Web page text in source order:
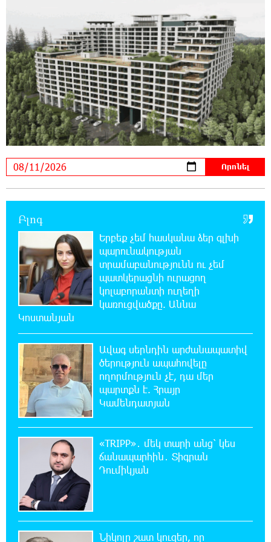
Կոնգոյում էբոլայի հաստատված դեպքերի
թիվը գերազանցել է 4200-ը
21:22:54 10-08-2026
Արթուր Ղարիբյանը 2 գնդակ է ուղարկել
«Զենիթի» դարպասը և ճանաչվել
հանդիպման լավագույն ֆուտբոլիստը
21:03:15 10-08-2026
Նավթի գները աճել են
21:02:28 10-08-2026
20:44:42 10-08-2026
Ադրբեջանում երկրաշարժ է գրանցվել
եղանակ է սպասվում առաջիկա օրերին
20:07:06 10-08-2026
Քիշնևը և Կիևն աննախադեպ առաջընթաց
են գրանցել եվրաինտեգրման գործում.
Ուկրաինայի դեսպան
19:49:28 10-08-2026
Հայաստանը և արցախյան մշակութային
ժառանգությունը կներկայացվեն Վիեննայի
միջազգային փառատոնում
Երևանում կասեցվել է «Բամբու» բար-
Բլոգ
Երբեք չեմ հասկանա ձեր գլխի
պարունակության
տրամաբանությունն ու չեմ
պատկերացնի ուրացող
կոլաբորանտի ուղեղի
կառուցվածքը. Աննա
Կոստանյան
Ավագ սերնդին արժանապատիվ
ծերություն ապահովելը
ողորմություն չէ, դա մեր
պարտքն է. Հրայր
Կամենդատյան
«TRIPP»․ մեկ տարի անց՝ կես
ճանապարհին․ Տիգրան
Դումիկյան
Նիկոլը շատ կուզեր, որ